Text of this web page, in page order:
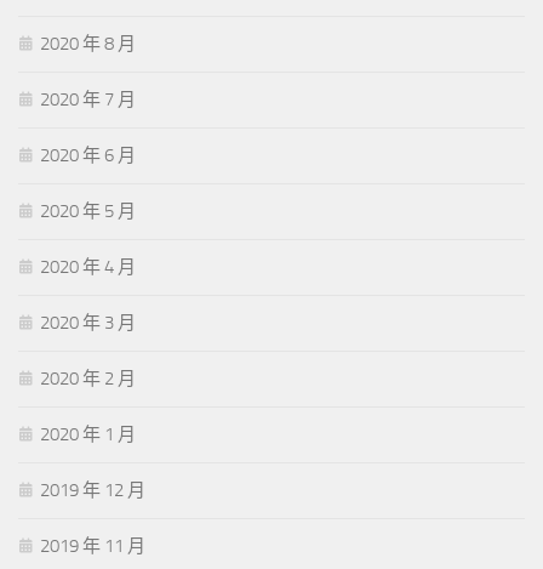
2020 年 8 月
2020 年 7 月
2020 年 6 月
2020 年 5 月
2020 年 4 月
2020 年 3 月
2020 年 2 月
2020 年 1 月
2019 年 12 月
2019 年 11 月